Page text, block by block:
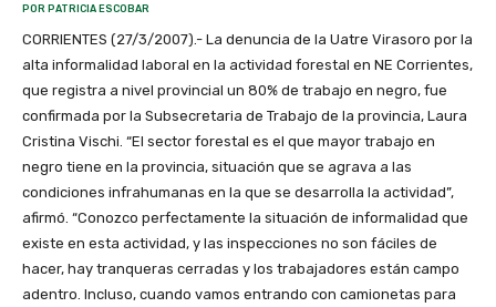
POR PATRICIA ESCOBAR
CORRIENTES (27/3/2007).- La denuncia de la Uatre Virasoro por la
alta informalidad laboral en la actividad forestal en NE Corrientes,
que registra a nivel provincial un 80% de trabajo en negro, fue
confirmada por la Subsecretaria de Trabajo de la provincia, Laura
Cristina Vischi. “El sector forestal es el que mayor trabajo en
negro tiene en la provincia, situación que se agrava a las
condiciones infrahumanas en la que se desarrolla la actividad”,
afirmó. “Conozco perfectamente la situación de informalidad que
existe en esta actividad, y las inspecciones no son fáciles de
hacer, hay tranqueras cerradas y los trabajadores están campo
adentro. Incluso, cuando vamos entrando con camionetas para